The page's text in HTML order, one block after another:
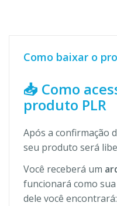
Como baixar o
📥 Como
produto PLR
Após a confirmação
seu produto será
Você receberá um
funcionará como
dele você encontrará: